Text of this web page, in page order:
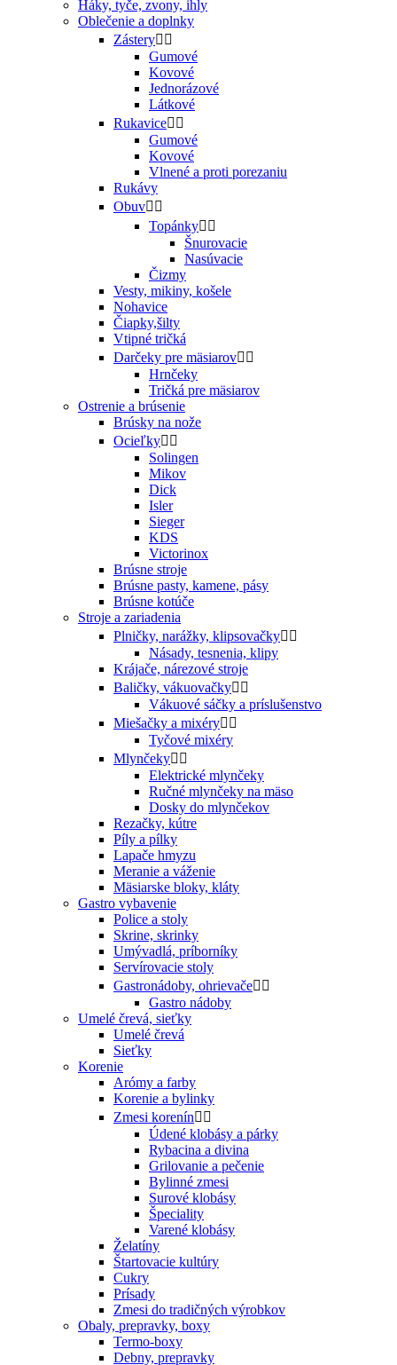
Háky, tyče, zvony, ihly
Oblečenie a doplnky
Zástery 
Gumové
Kovové
Jednorázové
Látkové
Rukavice 
Gumové
Kovové
Vlnené a proti porezaniu
Rukávy
Obuv 
Topánky 
Šnurovacie
Nasúvacie
Čizmy
Vesty, mikiny, košele
Nohavice
Čiapky,šilty
Vtipné tričká
Darčeky pre mäsiarov 
Hrnčeky
Tričká pre mäsiarov
Ostrenie a brúsenie
Brúsky na nože
Ocieľky 
Solingen
Mikov
Dick
Isler
Sieger
KDS
Victorinox
Brúsne stroje
Brúsne pasty, kamene, pásy
Brúsne kotúče
Stroje a zariadenia
Plničky, narážky, klipsovačky 
Násady, tesnenia, klipy
Krájače, nárezové stroje
Baličky, vákuovačky 
Vákuové sáčky a príslušenstvo
Miešačky a mixéry 
Tyčové mixéry
Mlynčeky 
Elektrické mlynčeky
Ručné mlynčeky na mäso
Dosky do mlynčekov
Rezačky, kútre
Píly a pílky
Lapače hmyzu
Meranie a váženie
Mäsiarske bloky, kláty
Gastro vybavenie
Police a stoly
Skrine, skrinky
Umývadlá, príborníky
Servírovacie stoly
Gastronádoby, ohrievače 
Gastro nádoby
Umelé črevá, sieťky
Umelé črevá
Sieťky
Korenie
Arómy a farby
Korenie a bylinky
Zmesi korenín 
Údené klobásy a párky
Rybacina a divina
Grilovanie a pečenie
Bylinné zmesi
Surové klobásy
Špeciality
Varené klobásy
Želatíny
Štartovacie kultúry
Cukry
Prísady
Zmesi do tradičných výrobkov
Obaly, prepravky, boxy
Termo-boxy
Debny, prepravky